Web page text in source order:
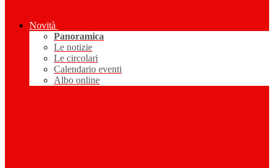
Novità
Panoramica
Le notizie
Le circolari
Calendario eventi
Albo online